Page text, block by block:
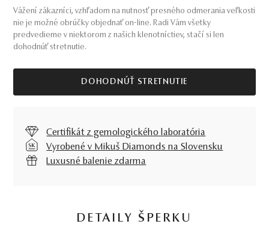
Vážení zákazníci, vzhľadom na nutnosť presného odmerania veľkosti
nie je možné obrúčky objednať on-line. Radi Vám všetky
predvedieme v niektorom z našich klenotníctiev, stačí si len
dohodnúť stretnutie.
DOHODNÚŤ STRETNUTIE
Certifikát z gemologického laboratória
Vyrobené v Mikuš Diamonds na Slovensku
Luxusné balenie zdarma
DETAILY ŠPERKU